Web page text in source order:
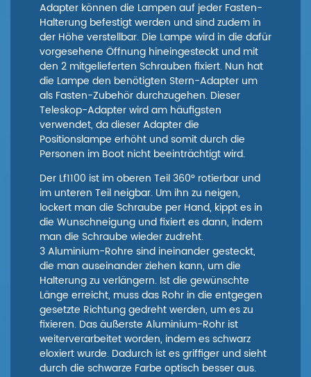
Adapter können die Lampen auf jeder Fasten-
Halterung befestigt werden und sind zudem in
der Höhe verstellbar. Die Lampe wird in die dafür
vorgesehene Öffnung hineingesteckt und mit
den 2 mitgelieferten Schrauben fixiert. Nun hat
die Lampe den benötigten Stern-Adapter um
als Fasten-Zubehör durchzugehen. Dieser
Teleskop-Adapter wird am häufigsten
verwendet, da dieser Adapter die
Positionslampe erhöht und somit durch die
Personen im Boot nicht beeinträchtigt wird.
Der Lf1100 ist im oberen Teil 360° rotierbar und
im unteren Teil neigbar. Um ihn zu neigen,
lockert man die Schraube per Hand, kippt es in
die Wunschneigung und fixiert es dann, indem
man die Schraube wieder zudreht.
3 Aluminium-Rohre sind ineinander gesteckt,
die man auseinander ziehen kann, um die
Halterung zu verlängern. Ist die gewünschte
Länge erreicht, muss das Rohr in die entgegen
gesetzte Richtung gedreht werden, um es zu
fixieren. Das äußerste Aluminium-Rohr ist
weiterverarbeitet worden, indem es schwarz
eloxiert wurde. Dadurch ist es griffiger und sieht
durch die schwarze Farbe optisch besser aus.